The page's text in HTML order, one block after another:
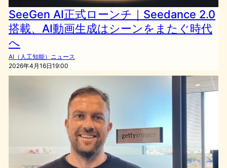
SeeGen AI正式ローンチ｜Seedance 2.0
搭載、AI動画生成はシーンをまたぐ時代
へ
AI（人工知能）ニュース
2026年4月16日19:00